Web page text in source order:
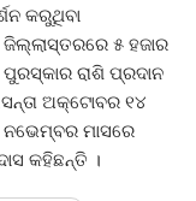
କରୁଥିବା
୫ ହଜାର
ରାଶି ପ୍ରଦାନ
ଅକ୍ଟୋବର ୧୪
ନଭେମ୍ବର ମାସରେ
କହିଛନ୍ତି ।